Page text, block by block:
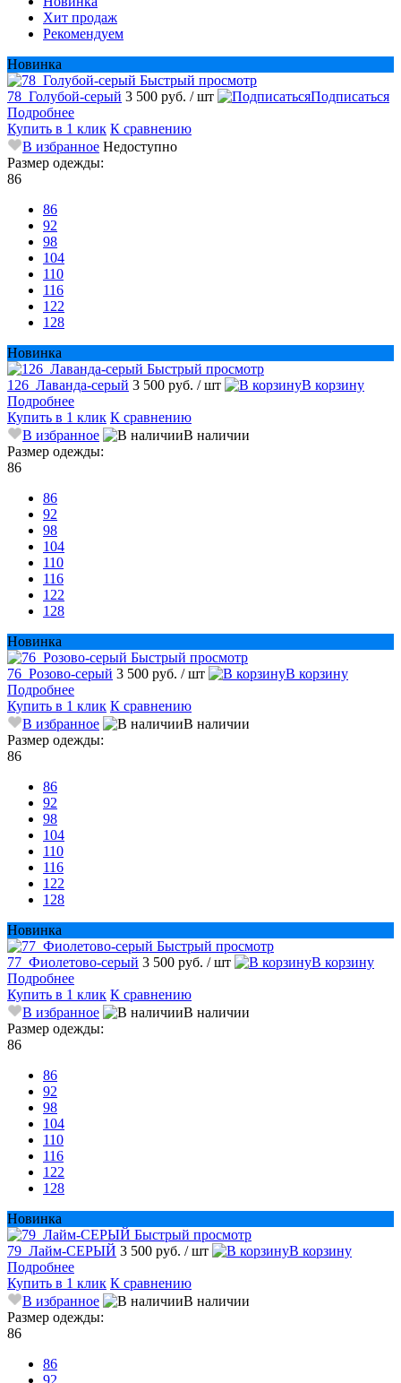
Хит продаж
Рекомендуем
Новинка
Быстрый просмотр
78_Голубой-серый 3 500 руб. / шт
Подписаться
Подробнее
Купить в 1 клик К сравнению
В избранное Недоступно
Размер одежды:
86
86
92
98
104
110
116
122
128
Новинка
Быстрый просмотр
126_Лаванда-серый 3 500 руб. / шт
В корзину
Подробнее
Купить в 1 клик К сравнению
В избранное
В наличии
Размер одежды:
86
86
92
98
104
110
116
122
128
Новинка
Быстрый просмотр
76_Розово-серый 3 500 руб. / шт
В корзину
Подробнее
Купить в 1 клик К сравнению
В избранное
В наличии
Размер одежды:
86
86
92
98
104
110
116
122
128
Новинка
Быстрый просмотр
77_Фиолетово-серый 3 500 руб. / шт
В корзину
Подробнее
Купить в 1 клик К сравнению
В избранное
В наличии
Размер одежды:
86
86
92
98
104
110
116
122
128
Новинка
Быстрый просмотр
79_Лайм-СЕРЫЙ 3 500 руб. / шт
В корзину
Подробнее
Купить в 1 клик К сравнению
В избранное
В наличии
Размер одежды:
86
86
92